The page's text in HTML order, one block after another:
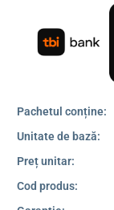
Pachetul conține:
Unitate de bază:
Preț unitar:
Cod produs: